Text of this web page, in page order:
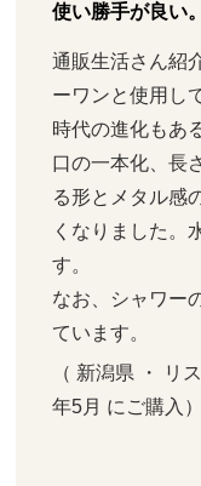
使い勝手が良い。
通販生活さん紹
ーワンと使用し
時代の進化もあ
口の一本化、長
る形とメタル感
くなりました。
す。
なお、シャワー
ています。
（ 新潟県 ・ リ
年5月 にご購入）